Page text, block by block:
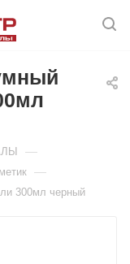
—
—
300мл черный